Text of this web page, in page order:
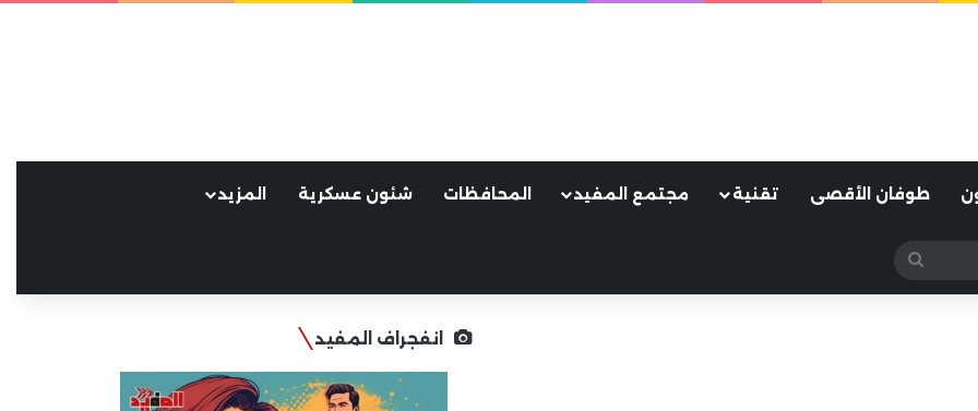
طوفان الأقصى تقنية مجتمع المفيد المحافظات شئون عسكرية المزيد
بحث
عن
انفجراف المفيد